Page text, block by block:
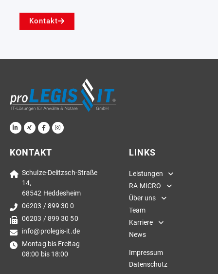
Kontakt
KONTAKT
Schulze-Delitzsch-Straße
14,
68542 Heddesheim
06203 / 899 30 0
06203 / 899 30 50
info@prolegis-it.de
Montag bis Freitag
08:00 bis 18:00
LINKS
Leistungen
RA-MICRO
Über uns
Team
Karriere
News
Impressum
Datenschutz